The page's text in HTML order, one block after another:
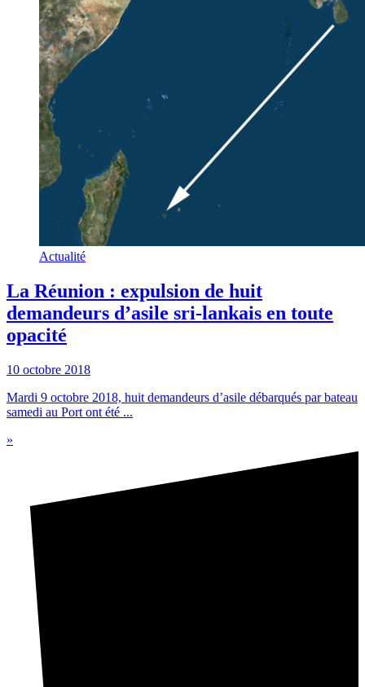
Actualité
La Réunion : expulsion de huit
demandeurs d’asile sri-lankais en toute
opacité
10 octobre 2018
Mardi 9 octobre 2018, huit demandeurs d’asile débarqués par bateau
samedi au Port ont été ...
»